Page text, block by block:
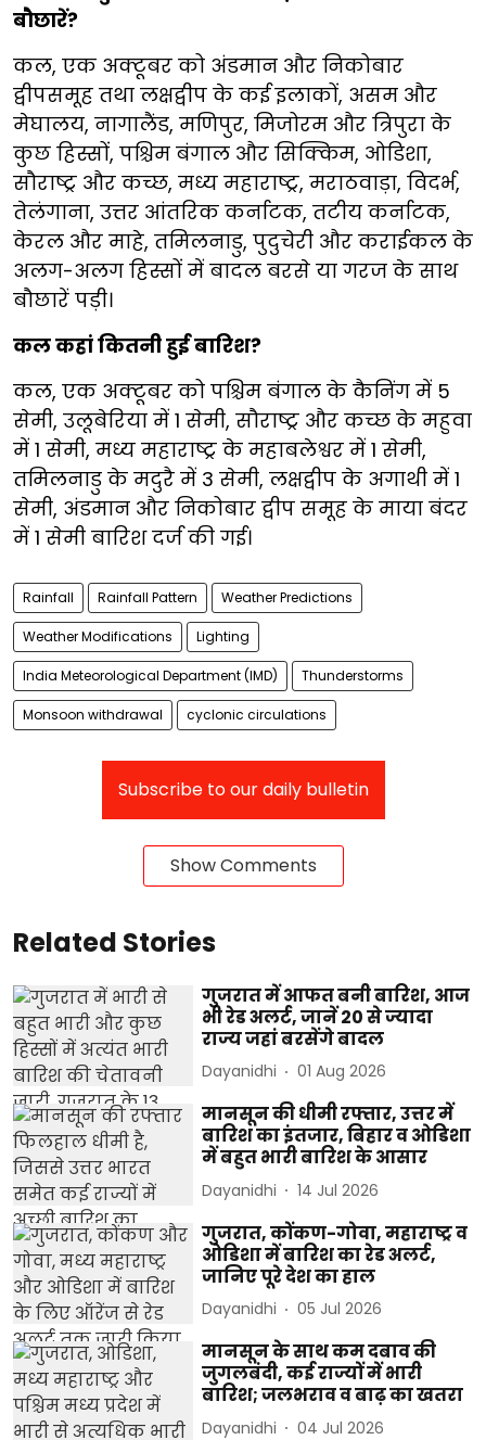
बौछारें?
कल, एक अक्टूबर को अंडमान और निकोबार
द्वीपसमूह तथा लक्षद्वीप के कई इलाकों, असम और
मेघालय, नागालैंड, मणिपुर, मिजोरम और त्रिपुरा के
कुछ हिस्सों, पश्चिम बंगाल और सिक्किम, ओडिशा,
सौराष्ट्र और कच्छ, मध्य महाराष्ट्र, मराठवाड़ा, विदर्भ,
तेलंगाना, उत्तर आंतरिक कर्नाटक, तटीय कर्नाटक,
केरल और माहे, तमिलनाडु, पुदुचेरी और कराईकल के
अलग-अलग हिस्सों में बादल बरसे या गरज के साथ
बौछारें पड़ी।
कल कहां कितनी हुई बारिश?
कल, एक अक्टूबर को पश्चिम बंगाल के कैनिंग में 5
सेमी, उलूबेरिया में 1 सेमी, सौराष्ट्र और कच्छ के महुवा
में 1 सेमी, मध्य महाराष्ट्र के महाबलेश्वर में 1 सेमी,
तमिलनाडु के मदुरै में 3 सेमी, लक्षद्वीप के अगाथी में 1
सेमी, अंडमान और निकोबार द्वीप समूह के माया बंदर
में 1 सेमी बारिश दर्ज की गई।
Rainfall Rainfall Pattern Weather Predictions
Weather Modifications Lighting
India Meteorological Department (IMD) Thunderstorms
Monsoon withdrawal cyclonic circulations
Subscribe to our daily bulletin
Show Comments
Related Stories
गुजरात में आफत बनी बारिश, आज
भी रेड अलर्ट, जानें 20 से ज्यादा
राज्य जहां बरसेंगे बादल
Dayanidhi 01 Aug 2026
मानसून की धीमी रफ्तार, उत्तर में
बारिश का इंतजार, बिहार व ओडिशा
में बहुत भारी बारिश के आसार
Dayanidhi 14 Jul 2026
गुजरात, कोंकण-गोवा, महाराष्ट्र व
ओडिशा में बारिश का रेड अलर्ट,
जानिए पूरे देश का हाल
Dayanidhi 05 Jul 2026
मानसून के साथ कम दबाव की
जुगलबंदी, कई राज्यों में भारी
बारिश; जलभराव व बाढ़ का खतरा
Dayanidhi 04 Jul 2026